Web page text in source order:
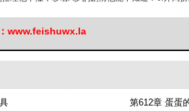
龙国观众则是一脸不屑：“很奇怪吗？林远的强
跪求龙国让林远携带他们对抗怪谈。 \n林远咂了
www.feishuwx.la
第612章 蛋蛋